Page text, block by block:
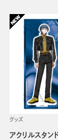
グッズ
アクリルスタン